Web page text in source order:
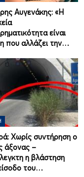
Αυγενάκης: «Η
είναι
που αλλάζει την…
Χωρίς συντήρηση ο
άξονας –
η βλάστηση
του…